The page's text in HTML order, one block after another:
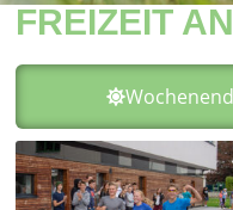
FREIZEIT